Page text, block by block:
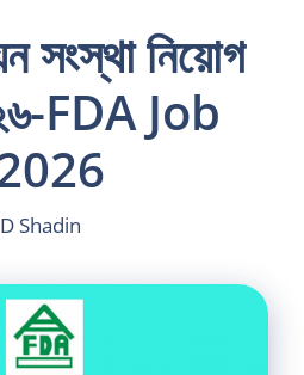
সংস্থা নিয়োগ
FDA Job
Shadin